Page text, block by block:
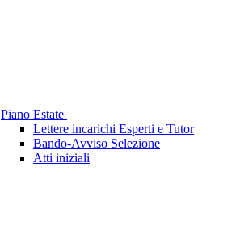
Piano Estate
Lettere incarichi Esperti e Tutor
Bando-Avviso Selezione
Atti iniziali